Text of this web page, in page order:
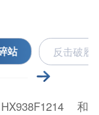
站 反击破履
和